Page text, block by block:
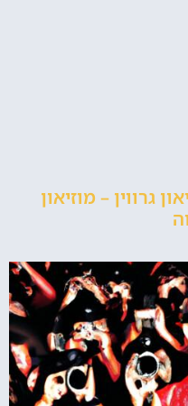
גרווין – מוזיאון